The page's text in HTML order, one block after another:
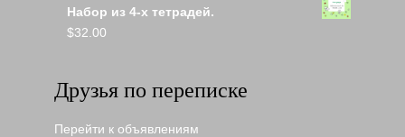
Набор из 4-х тетрадей.
$32.00
Друзья по переписке
Перейти к объявлениям